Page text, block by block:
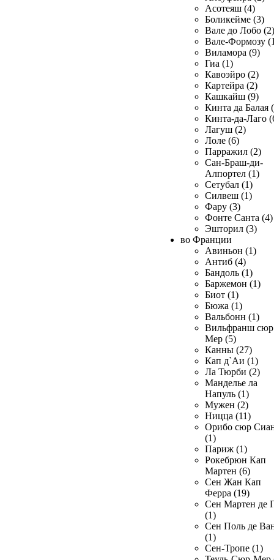
Асотеяш (4)
Боликейме (3)
Вале до Лобо (2)
Вале-Формозу
Виламора (9)
Гиа (1)
Кавоэйро (2)
Картейра (2)
Кашкайш (9)
Кинта да Балая
Кинта-да-Лаго
Лагуш (2)
Лоле (6)
Парражил (2)
Сан-Браш-ди-
Алпортел (1)
Сетубал (1)
Силвеш (1)
Фару (3)
Фонте Санта (4)
Эшторил (3)
во Франции
Авиньон (1)
Антиб (4)
Бандоль (1)
Баржемон (1)
Биот (1)
Бюжа (1)
Вальбонн (1)
Вильфранш сюр
Мер (5)
Канны (27)
Кап д`Аи (1)
Ла Тюрби (2)
Манделье ла
Напуль (1)
Мужен (2)
Ницца (11)
Орибо сюр
(1)
Париж (1)
Рокебрюн Кап
Мартен (6)
Сен Жан Кап
Ферра (19)
Сен Мартен де
(1)
Сен Поль де
(1)
Сен-Тропе (1)